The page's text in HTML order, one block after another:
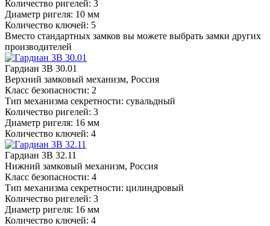
Количество ригелей: 3
Диаметр ригеля: 10 мм
Количество ключей: 5
Вместо стандартных замков вы можете выбрать замки других
производителей
Гардиан 3В 30.01
Верхний замковый механизм, Россия
Класс безопасности: 2
Тип механизма секретности: сувальдный
Количество ригелей: 3
Диаметр ригеля: 16 мм
Количество ключей: 4
Гардиан 3В 32.11
Нижний замковый механизм, Россия
Класс безопасности: 4
Тип механизма секретности: цилиндровый
Количество ригелей: 3
Диаметр ригеля: 16 мм
Количество ключей: 4